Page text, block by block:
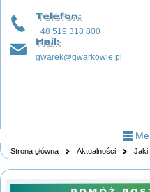
Telefon:
+48 519 318 800
Mail:
gwarek@gwarkowie.pl
Strona główna Aktualności Jaki